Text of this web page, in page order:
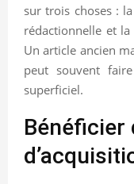
sur trois choses :
rédactionnelle et
Un article ancien
peut souvent
superficiel.
Bénéficier